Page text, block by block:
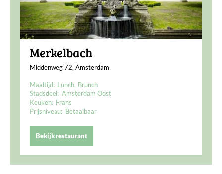
Merkelbach
Middenweg 72, Amsterdam
Maaltijd: Lunch Brunch
Stadsdeel: Amsterdam Oost
Keuken: Frans
Prijsniveau: Betaalbaar
Bekijk restaurant